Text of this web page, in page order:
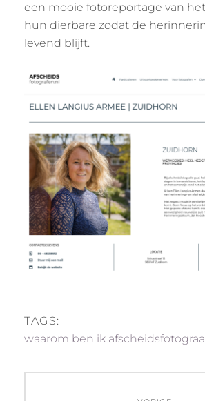
een mooie fotoreportage van
hun dierbare zodat de
levend blijft.
TAGS:
waarom ben ik